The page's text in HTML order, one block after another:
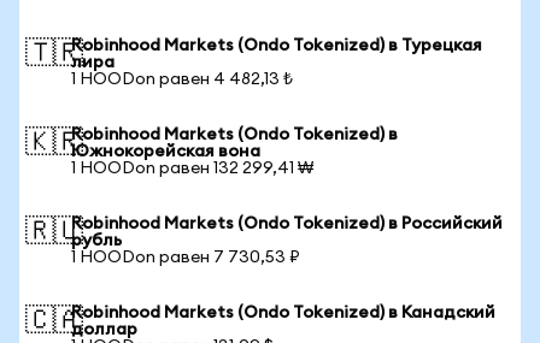
🇹🇷Robinhood Markets (Ondo Tokenized) в Турецкая
лира
1 HOODon равен 4 482,13 ₺
🇰🇷Robinhood Markets (Ondo Tokenized) в
Южнокорейская вона
1 HOODon равен 132 299,41 ₩
🇷🇺Robinhood Markets (Ondo Tokenized) в Российский
рубль
1 HOODon равен 7 730,53 ₽
🇨🇦Robinhood Markets (Ondo Tokenized) в Канадский
доллар